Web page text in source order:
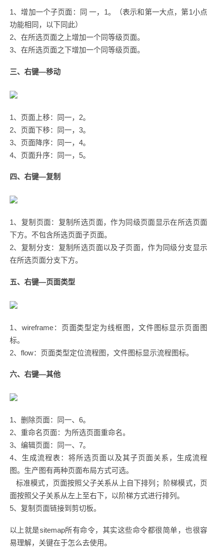
1、增加一个子页面：同 一，1。（表示和第一大点，第1小点
功能相同，以下同此）
2、在所选页面之上增加一个同等级页面。
3、在所选页面之下增加一个同等级页面。
三、右键—移动
1、页面上移：同一，2。
2、页面下移：同一，3。
3、页面降序：同一，4。
4、页面升序：同一，5。
四、右键—复制
1、复制页面：复制所选页面，作为同级页面显示在所选页面
下方。不包含所选页面子页面。
2、复制分支：复制所选页面以及子页面，作为同级分支显示
在所选页面分支下方。
五、右键—页面类型
1、wireframe：页面类型定为线框图，文件图标显示页面图
标。
2、flow：页面类型定位流程图，文件图标显示流程图标。
六、右键—其他
1、删除页面：同一、6。
2、重命名页面：为所选页面重命名。
3、编辑页面：同一、7。
4、生成流程表：将所选页面以及其子页面关系，生成流程
图。生产图有两种页面布局方式可选。
标准模式，页面按照父子关系从上自下排列；阶梯模式，页
面按照父子关系从左上至右下，以阶梯方式进行排列。
5、复制页面链接到剪切板。
以上就是sitemap所有命令，其实这些命令都很简单，也很容
易理解，关键在于怎么去使用。